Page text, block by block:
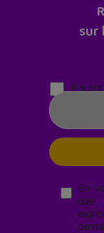
sur
En
que